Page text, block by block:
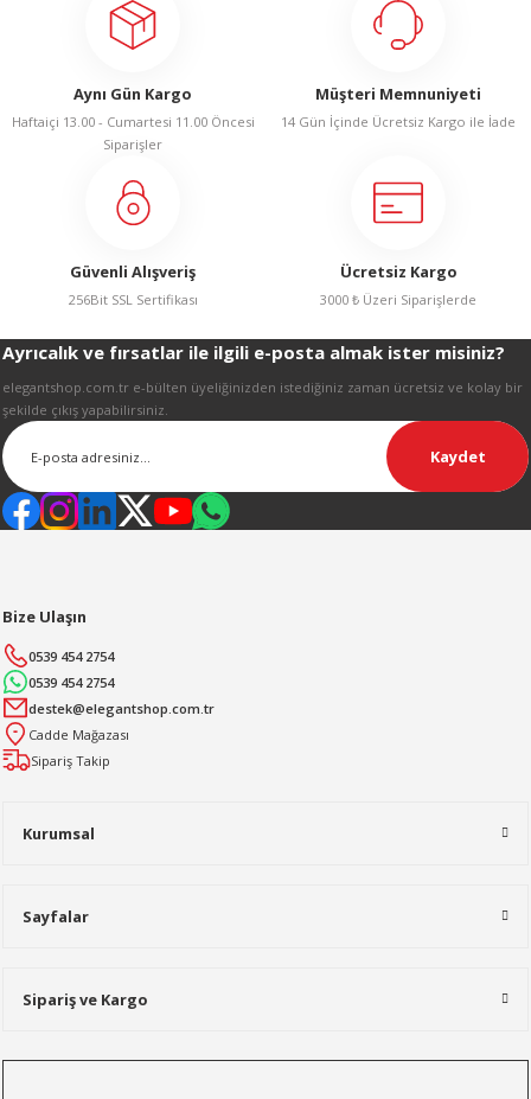
Görüş ve önerileriniz için teşekkür ederiz.
Ürün açıklamasında eksik bilgiler bulunuyor.
Ürün bilgilerinde hatalar bulunuyor.
Ürün fiyatı diğer sitelerden daha pahalı.
Bu ürüne benzer farklı alternatifler olmalı.
Gönder
Aynı Gün Kargo
Haftaiçi 13.00 - Cumartesi 11.00 Öncesi
Siparişler
Müşteri Memnuniyeti
14 Gün İçinde Ücretsiz Kargo ile İade
Güvenli Alışveriş
256Bit SSL Sertifikası
Ücretsiz Kargo
3000 ₺ Üzeri Siparişlerde
Ayrıcalık ve fırsatlar ile ilgili e-posta almak ister misiniz?
elegantshop.com.tr e-bülten üyeliğinizden istediğiniz zaman ücretsiz ve kolay bir
şekilde çıkış yapabilirsiniz.
Kaydet
Kurumsal
Sayfalar
Sipariş ve Kargo
Bize Ulaşın
0539 454 2754
0539 454 2754
destek@elegantshop.com.tr
Cadde Mağazası
Sipariş Takip